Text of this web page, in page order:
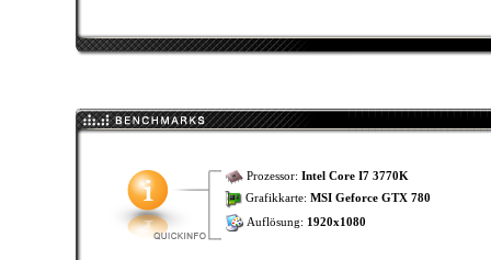
Prozessor: Intel Core I7 3770K
Grafikkarte: MSI Geforce GTX 780
Auflösung: 1920x1080